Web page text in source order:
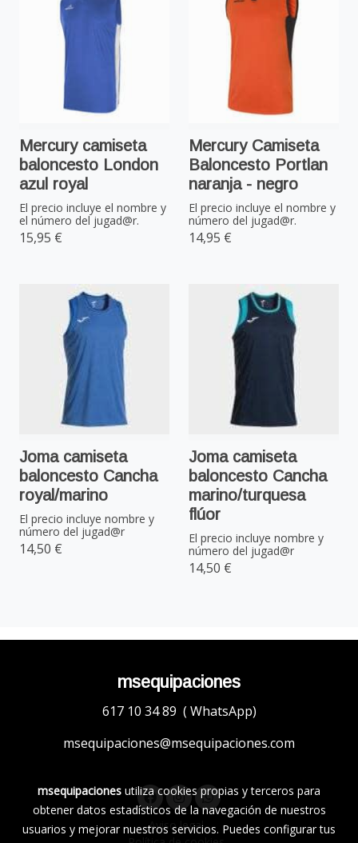
Mercury camiseta
baloncesto London
azul royal
El precio incluye el nombre y
el número del jugad@r.
15,95 €
Mercury Camiseta
Baloncesto Portlan
naranja - negro
El precio incluye el nombre y
número del jugad@r.
14,95 €
Joma camiseta
baloncesto Cancha
royal/marino
El precio incluye nombre y
número del jugad@r
14,50 €
Joma camiseta
baloncesto Cancha
marino/turquesa
flúor
El precio incluye nombre y
número del jugad@r
14,50 €
msequipaciones
617 10 34 89 ( WhatsApp)
msequipaciones@msequipaciones.com
Aviso legal
msequipaciones utiliza cookies propias y terceros para
obtener datos estadísticos de la navegación de nuestros
usuarios y mejorar nuestros servicios. Puedes configurar tus